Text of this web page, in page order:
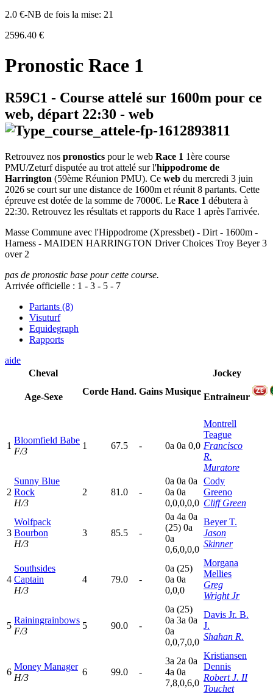
2.0 €-NB de fois la mise: 21
2596.40 €
Pronostic Race 1
R59C1 - Course attelé sur 1600m pour ce
web, départ 22:30 - web
Retrouvez nos pronostics pour le web Race 1 1ère course
PMU/Zeturf disputée au trot attelé sur l'hippodrome de
Harrington (59ème Réunion PMU). Ce web du mercredi 3 juin
2026 se court sur une distance de 1600m et réunit 8 partants. Cette
épreuve est dotée de la somme de 7000€. Le Race 1 débutera à
22:30. Retrouvez les résultats et rapports du Race 1 après l'arrivée.
Masse Commune avec l'Hippodrome (Xpressbet) - Dirt - 1600m -
Harness - MAIDEN HARRINGTON Driver Choices Troy Beyer 3
over 2
pas de pronostic base pour cette course.
Arrivée officielle : 1 - 3 - 5 - 7
Partants (8)
Visuturf
Equidegraph
Rapports
aide
Cheval
Age-Sexe
Corde Hand. Gains Musique
Jockey
Entraineur
1
Bloomfield Babe
F/3
1 67.5 - 0a 0a 0,0
Montrell
Teague
Francisco
R.
Muratore
2
Sunny Blue
Rock
H/3
2 81.0 -
0a 0a 0a
0a 0a
0,0,0,0,0
Cody
Greeno
Cliff Green
3
Wolfpack
Bourbon
H/3
3 85.5 -
0a 4a 0a
(25) 0a
0a
0,6,0,0,0
Beyer T.
Jason
Skinner
4
Southsides
Captain
H/3
4 79.0 -
0a (25)
0a 0a
0,0,0
Morgana
Mellies
Greg
Wright Jr
5
Rainingrainbows
F/3
5 90.0 -
0a (25)
0a 3a 0a
0a
0,0,7,0,0
Davis Jr. B.
J.
Shahan R.
6
Money Manager
H/3
6 99.0 -
3a 2a 0a
4a 0a
7,8,0,6,0
Kristiansen
Dennis
Robert J. II
Touchet